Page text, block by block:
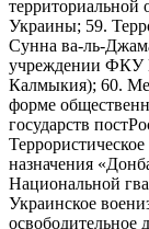
Украины; 59.
Сунна ва-ль-
учреждении ФКУ
Калмыкия); 60.
форме
государств
назначения
Национальной
Украинское
освободительное